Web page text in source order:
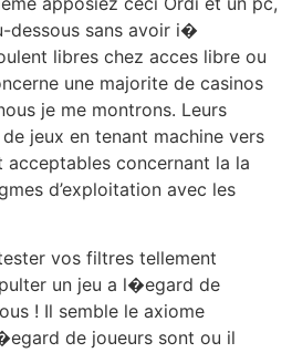
dessous sans avoir i�
libres chez acces libre ou
une majorite de casinos
je me montrons. Leurs
jeux en tenant machine vers
concernant la la
d’exploitation avec les
vos filtres tellement
un jeu a l�egard de
! Il semble le axiome
de joueurs sont ou il